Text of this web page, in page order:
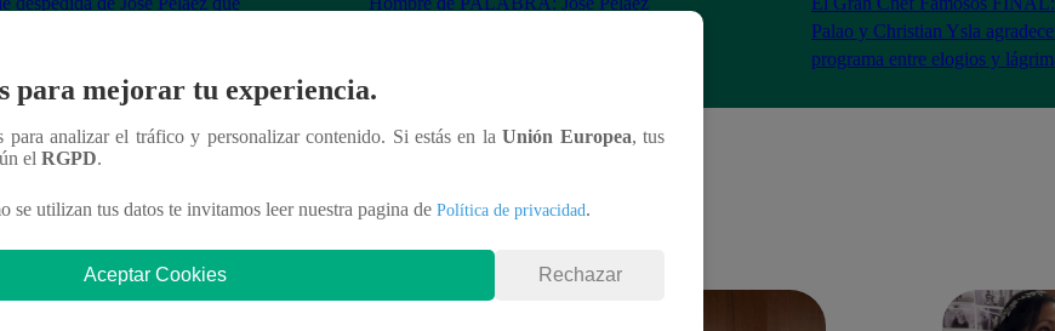
Palao y Christian Ysla
programa entre elogios y
para mejorar tu experiencia.
para analizar el tráfico y personalizar contenido. Si estás en laUnión Europea, tus
el RGPD.
se utilizan tus datos te invitamos leer nuestra pagina de Política de privacidad.
Aceptar Cookies Rechazar